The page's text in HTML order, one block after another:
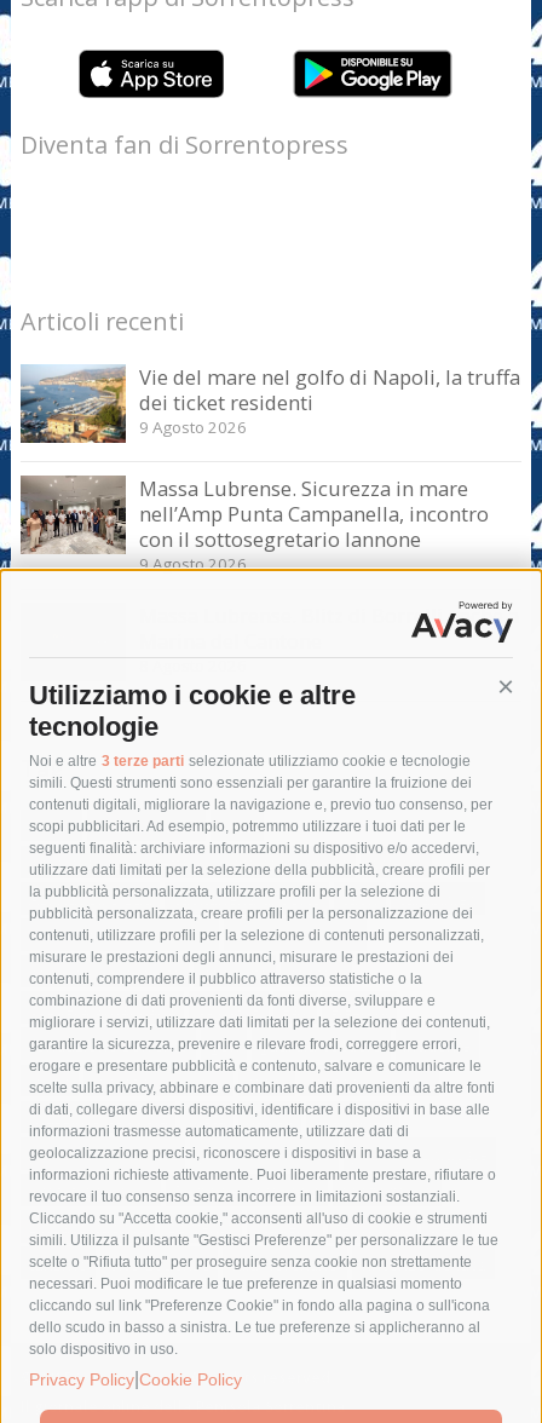
Utilizziamo i cookie e altre
tecnologie
Noi e altre 3 terze parti selezionate utilizziamo cookie e tecnologie
simili. Questi strumenti sono essenziali per garantire la fruizione dei
contenuti digitali, migliorare la navigazione e, previo tuo consenso, per
scopi pubblicitari. Ad esempio, potremmo utilizzare i tuoi dati per le
seguenti finalità: archiviare informazioni su dispositivo e/o accedervi,
utilizzare dati limitati per la selezione della pubblicità, creare profili per
la pubblicità personalizzata, utilizzare profili per la selezione di
pubblicità personalizzata, creare profili per la personalizzazione dei
contenuti, utilizzare profili per la selezione di contenuti personalizzati,
misurare le prestazioni degli annunci, misurare le prestazioni dei
contenuti, comprendere il pubblico attraverso statistiche o la
combinazione di dati provenienti da fonti diverse, sviluppare e
migliorare i servizi, utilizzare dati limitati per la selezione dei contenuti,
garantire la sicurezza, prevenire e rilevare frodi, correggere errori,
erogare e presentare pubblicità e contenuto, salvare e comunicare le
scelte sulla privacy, abbinare e combinare dati provenienti da altre fonti
di dati, collegare diversi dispositivi, identificare i dispositivi in base alle
informazioni trasmesse automaticamente, utilizzare dati di
geolocalizzazione precisi, riconoscere i dispositivi in base a
informazioni richieste attivamente. Puoi liberamente prestare, rifiutare o
revocare il tuo consenso senza incorrere in limitazioni sostanziali.
Cliccando su "Accetta cookie," acconsenti all'uso di cookie e strumenti
simili. Utilizza il pulsante "Gestisci Preferenze" per personalizzare le tue
scelte o "Rifiuta tutto" per proseguire senza cookie non strettamente
necessari. Puoi modificare le tue preferenze in qualsiasi momento
cliccando sul link "Preferenze Cookie" in fondo alla pagina o sull'icona
dello scudo in basso a sinistra. Le tue preferenze si applicheranno al
solo dispositivo in uso.
Privacy Policy Cookie Policy
Diventa fan di Sorrentopress
Articoli recenti
Vie del mare nel golfo di Napoli, la truffa
dei ticket residenti
9 Agosto 2026
Massa Lubrense. Sicurezza in mare
nell’Amp Punta Campanella, incontro
con il sottosegretario Iannone
9 Agosto 2026
Massa Lubrense. Blitz di Borrelli anche a
Tag
acqua allerta meteo
anas
area marina protetta di punta campanella
arresto
Asl Napoli 3 sud
capitaneria di porto capri
carabinieri
castellammare di stabia
circumvesuviana
comune di sorrento
concerto
contagi
costiera amalfitana
covid-19 eav
elezioni
fondazione sorrento
gori guardia costiera
incidente
lavori
lorenzo balducelli mare
massa lubrense
massimo coppola
Meta napoli
ordinanza
penisola sorrentina
piano di sorrento
polizia municipale
protezione civile
Regione Campania
sant'agnello
sindaco cuomo
sorrento studenti temporali
treni
turismo
Vico Equense villa fiorentino vincenzo de luca
© 2015 SorrentoPress. All rights reserved.
Il giornale online della Penisola Sorrentina